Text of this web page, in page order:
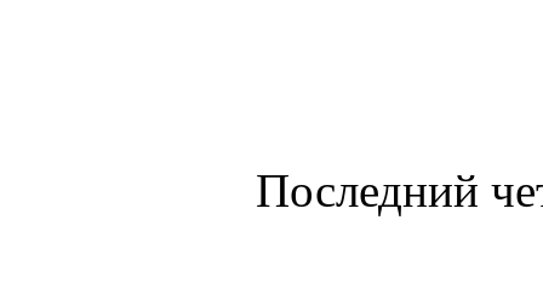
Последний